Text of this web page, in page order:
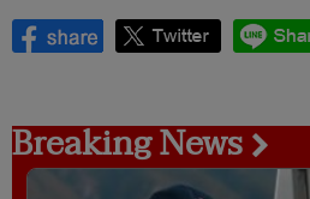
Breaking News